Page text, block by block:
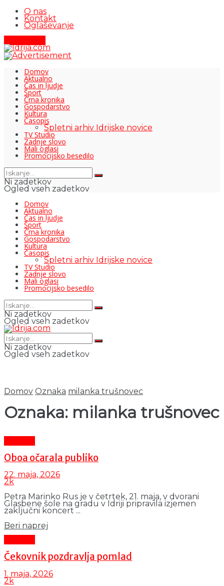
O nas
Kontakt
Oglaševanje
Domov
Aktualno
Čas in ljudje
Šport
Črna kronika
Gospodarstvo
Kultura
Časopis
Spletni arhiv Idrijske novice
TV Studio
Zadnje slovo
Mali oglasi
Promocijsko besedilo
Ni zadetkov
Ogled vseh zadetkov
Domov
Aktualno
Čas in ljudje
Šport
Črna kronika
Gospodarstvo
Kultura
Časopis
Spletni arhiv Idrijske novice
TV Studio
Zadnje slovo
Mali oglasi
Promocijsko besedilo
Ni zadetkov
Ogled vseh zadetkov
Ni zadetkov
Ogled vseh zadetkov
Domov Oznaka milanka trušnovec
Oznaka: milanka trušnovec
Oboa očarala publiko
22. maja, 2026
2k
Petra Marinko Rus je v četrtek, 21. maja, v dvorani
Glasbene šole na gradu v Idriji pripravila izjemen
zaključni koncert ...
Beri naprej
Čekovnik pozdravlja pomlad
1. maja, 2026
2k